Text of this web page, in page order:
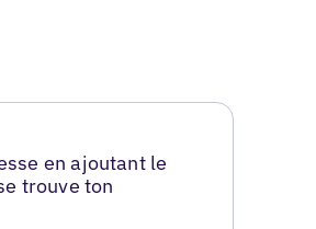
en ajoutant le
trouve ton